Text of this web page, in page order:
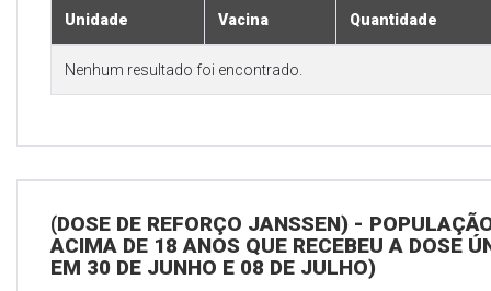
Unidade Vacina Quantidade
Nenhum resultado foi encontrado.
(DOSE DE REFORÇO JANSSEN) -
ACIMA DE 18 ANOS QUE RECEBEU A DOSE
EM 30 DE JUNHO E 08 DE JULHO)